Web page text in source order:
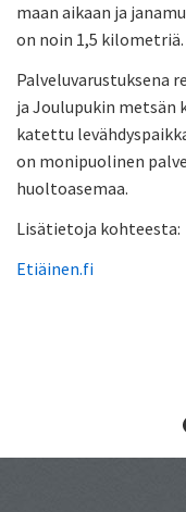
maan aikaan ja
on noin 1,5 kilometriä.
Palveluvarustuksena
ja Joulupukin metsän
katettu
on monipuolinen
huoltoasemaa.
Lisätietoja kohteesta:
Etiäinen.fi